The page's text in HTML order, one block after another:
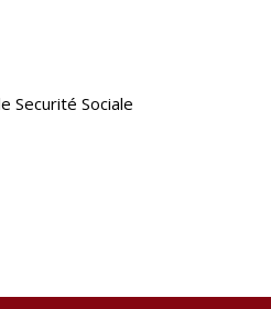
Securité Sociale